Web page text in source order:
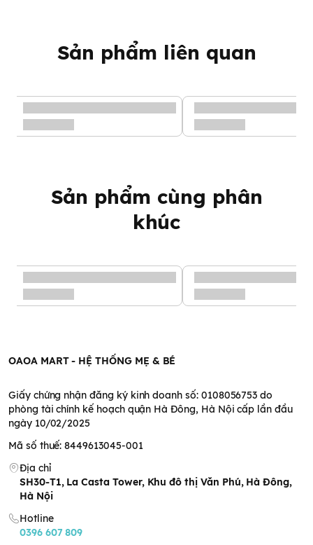
Sản phẩm liên quan
Sản phẩm cùng phân
khúc
OAOA MART - HỆ THỐNG MẸ & BÉ
Giấy chứng nhận đăng ký kinh doanh số: 0108056753 do
phòng tài chính kế hoạch quận Hà Đông, Hà Nội cấp lần đầu
ngày 10/02/2025
Mã số thuế: 8449613045-001
Địa chỉ
SH30-T1, La Casta Tower, Khu đô thị Văn Phú, Hà Đông,
Hà Nội
Hotline
0396 607 809